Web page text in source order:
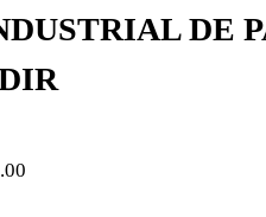
DE